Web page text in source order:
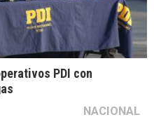
PDI con
NACIONAL